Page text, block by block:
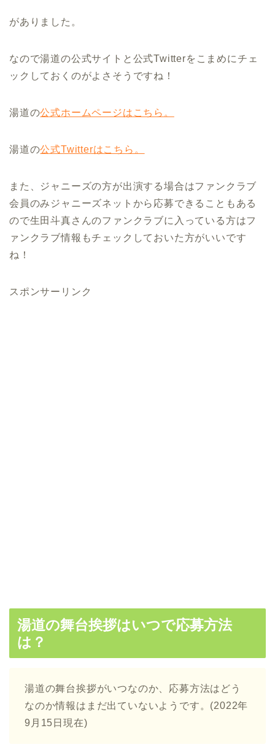
がありました。
なので湯道の公式サイトと公式Twitterをこまめにチェ
ックしておくのがよさそうですね！
湯道の公式ホームページはこちら。
湯道の公式Twitterはこちら。
また、ジャニーズの方が出演する場合はファンクラブ
会員のみジャニーズネットから応募できることもある
ので生田斗真さんのファンクラブに入っている方はフ
ァンクラブ情報もチェックしておいた方がいいです
ね！
スポンサーリンク
湯道の舞台挨拶はいつで応募方法
は？
湯道の舞台挨拶がいつなのか、応募方法はどう
なのか情報はまだ出ていないようです。(2022年
9月15日現在)